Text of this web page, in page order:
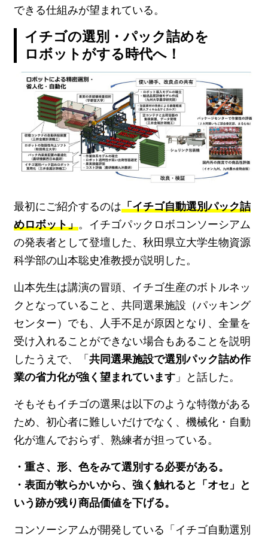
できる仕組みが望まれている。
イチゴの選別・パック詰めを
ロボットがする時代へ！
最初にご紹介するのは「イチゴ自動選別パック詰
めロボット」。イチゴパックロボコンソーシアム
の発表者として登壇した、秋田県立大学生物資源
科学部の山本聡史准教授が説明した。
山本先生は講演の冒頭、イチゴ生産のボトルネッ
クとなっていること、共同選果施設（パッキング
センター）でも、人手不足が原因となり、全量を
受け入れることができない場合もあることを説明
したうえで、「共同選果施設で選別パック詰め作
業の省力化が強く望まれています 」と話した。
そもそもイチゴの選果は以下のような特徴がある
ため、初心者に難しいだけでなく、機械化・自動
化が進んでおらず、熟練者が担っている。
・重さ、形、色をみて選別する必要がある。
・表面が軟らかいから、強く触れると「オセ」と
いう跡が残り商品価値を下げる。
コンソーシアムが開発している「イチゴ自動選別